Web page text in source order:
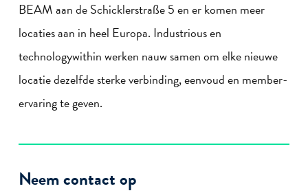
BEAM aan de Schicklerstraße 5 en er komen meer
locaties aan in heel Europa. Industrious en
technologywithin werken nauw samen om elke nieuwe
locatie dezelfde sterke verbinding, eenvoud en member-
ervaring te geven.
Neem contact op